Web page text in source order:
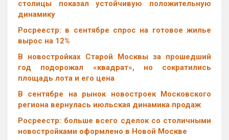
столицы показал устойчивую положительную
динамику
Росреестр: в сентябре спрос на готовое жилье
вырос на 12%
В новостройках Старой Москвы за прошедший
год подорожал «квадрат», но сократились
площадь лота и его цена
В сентябре на рынок новостроек Московского
региона вернулась июльская динамика продаж
Росреестр: больше всего сделок со столичными
новостройками оформлено в Новой Москве